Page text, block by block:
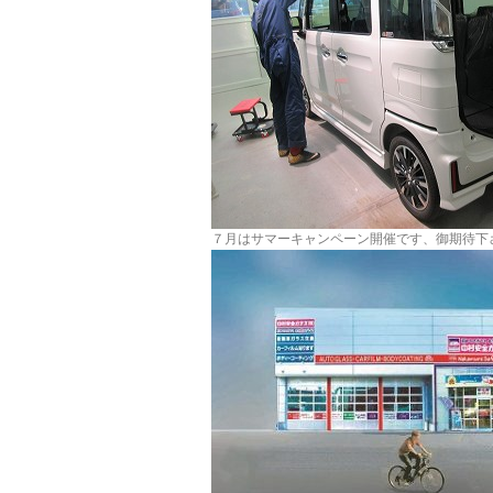
７月はサマーキャンペーン開催です、御期待下